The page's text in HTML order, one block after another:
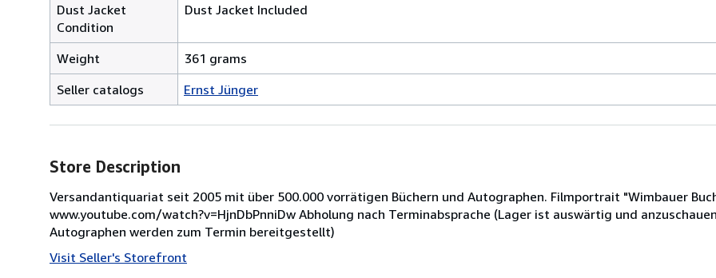
Dust Jacket
Condition
Dust Jacket Included
Weight
361 grams
Seller catalogs
Ernst Jünger
Store Description
Versandantiquariat seit 2005 mit über 500.000 vorrätigen Büchern und Autographen. Filmportrait "Wimbauer
www.youtube.com/watch?v=HjnDbPnniDw Abholung nach Terminabsprache (Lager ist auswärtig und
Autographen werden zum Termin bereitgestellt)
Visit Seller's Storefront